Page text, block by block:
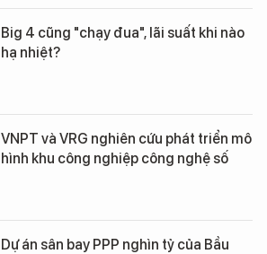
Big 4 cũng "chạy đua", lãi suất khi nào
hạ nhiệt?
VNPT và VRG nghiên cứu phát triển mô
hình khu công nghiệp công nghệ số
Dự án sân bay PPP nghìn tỷ của Bầu